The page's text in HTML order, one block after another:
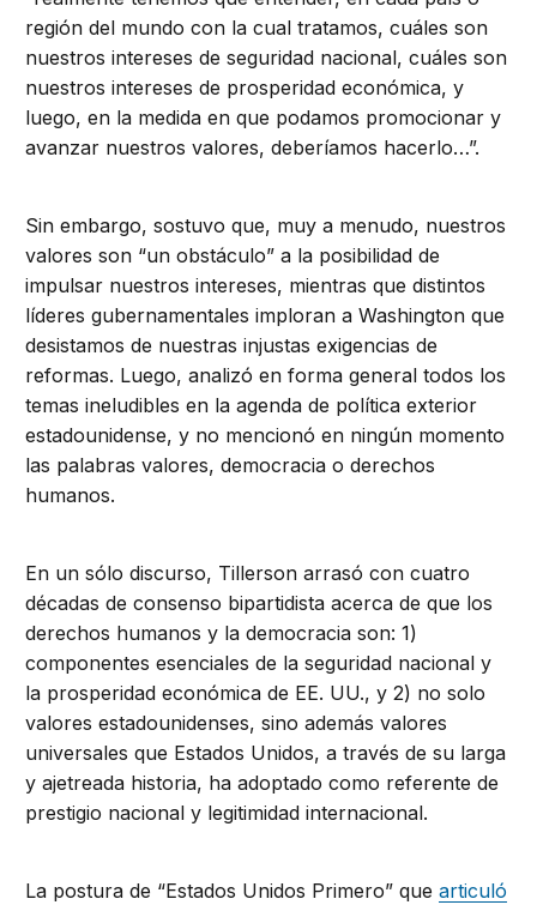
región del mundo con la cual tratamos, cuáles son
nuestros intereses de seguridad nacional, cuáles son
nuestros intereses de prosperidad económica, y
luego, en la medida en que podamos promocionar y
avanzar nuestros valores, deberíamos hacerlo…”.
Sin embargo, sostuvo que, muy a menudo, nuestros
valores son “un obstáculo” a la posibilidad de
impulsar nuestros intereses, mientras que distintos
líderes gubernamentales imploran a Washington que
desistamos de nuestras injustas exigencias de
reformas. Luego, analizó en forma general todos los
temas ineludibles en la agenda de política exterior
estadounidense, y no mencionó en ningún momento
las palabras valores, democracia o derechos
humanos.
En un sólo discurso, Tillerson arrasó con cuatro
décadas de consenso bipartidista acerca de que los
derechos humanos y la democracia son: 1)
componentes esenciales de la seguridad nacional y
la prosperidad económica de EE. UU., y 2) no solo
valores estadounidenses, sino además valores
universales que Estados Unidos, a través de su larga
y ajetreada historia, ha adoptado como referente de
prestigio nacional y legitimidad internacional.
La postura de “Estados Unidos Primero” quearticuló